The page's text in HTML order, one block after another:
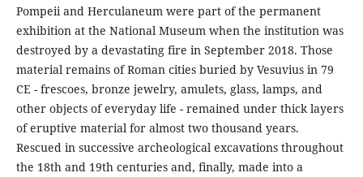
Pompeii and Herculaneum were part of the permanent
exhibition at the National Museum when the institution was
destroyed by a devastating fire in September 2018. Those
material remains of Roman cities buried by Vesuvius in 79
CE - frescoes, bronze jewelry, amulets, glass, lamps, and
other objects of everyday life - remained under thick layers
of eruptive material for almost two thousand years.
Rescued in successive archeological excavations throughout
the 18th and 19th centuries and, finally, made into a